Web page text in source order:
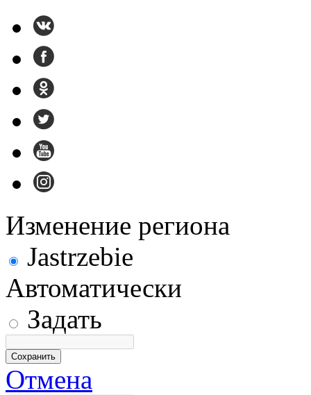
Изменение региона
Jastrzebie
Автоматически
Задать
Отмена